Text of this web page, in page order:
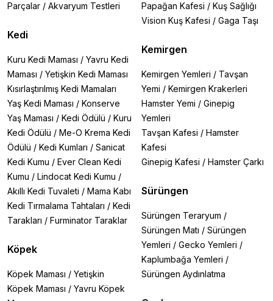
Parçalar / Akvaryum Testleri
Kedi
Kuru Kedi Maması / Yavru Kedi
Maması / Yetişkin Kedi Maması
Kısırlaştırılmış Kedi Mamaları
Yaş Kedi Maması / Konserve
Yaş Maması / Kedi Ödülü / Kuru
Kedi Ödülü / Me-O Krema Kedi
Ödülü / Kedi Kumları / Sanicat
Kedi Kumu / Ever Clean Kedi
Kumu / Lindocat Kedi Kumu /
Akıllı Kedi Tuvaleti / Mama Kabı
Kedi Tırmalama Tahtaları / Kedi
Tarakları / Furminator Taraklar
Köpek
Köpek Maması / Yetişkin
Köpek Maması / Yavru Köpek
Papağan Kafesi / Kuş Sağlığı
Vision Kuş Kafesi / Gaga Taşı
Kemirgen
Kemirgen Yemleri / Tavşan
Yemi / Kemirgen Krakerleri
Hamster Yemi / Ginepig
Yemleri
Tavşan Kafesi / Hamster
Kafesi
Ginepig Kafesi / Hamster Çarkı
Sürüngen
Sürüngen Teraryum /
Sürüngen Matı / Sürüngen
Yemleri / Gecko Yemleri /
Kaplumbağa Yemleri /
Sürüngen Aydınlatma